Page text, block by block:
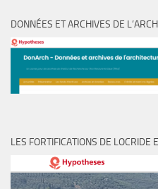
DONNÉES ET ARCHIVES DE
LES FORTIFICATIONS DE LOCRIDE